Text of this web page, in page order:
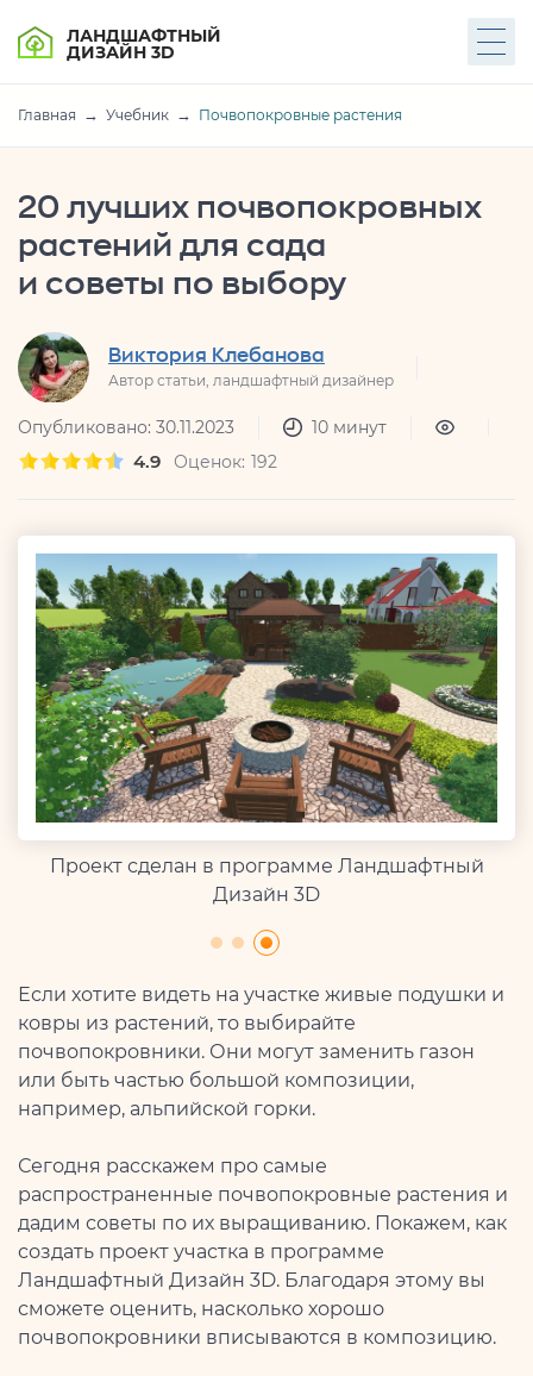
ЛАНДШАФТНЫЙ
ДИЗАЙН 3D
Главная Учебник Почвопокровные растения
20 лучших почвопокровных
растений для сада
и советы по выбору
Виктория Клебанова
Автор статьи, ландшафтный дизайнер
Опубликовано: 30.11.2023 10 минут
4.9 Оценок: 192
Проект сделан в программе Ландшафтный
Дизайн 3D
Если хотите видеть на участке живые подушки и
ковры из растений, то выбирайте
почвопокровники. Они могут заменить газон
или быть частью большой композиции,
например, альпийской горки.
Сегодня расскажем про самые
распространенные почвопокровные растения и
дадим советы по их выращиванию. Покажем, как
создать проект участка в программе
Ландшафтный Дизайн 3D. Благодаря этому вы
сможете оценить, насколько хорошо
почвопокровники вписываются в композицию.